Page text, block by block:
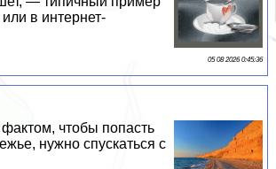
в интернет-
05 08 2026 0:45:36
чтобы попасть
нужно спускаться с